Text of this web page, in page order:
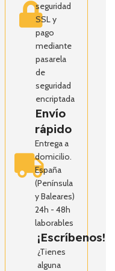
seguridad
SSL y
pago
mediante
pasarela
de
seguridad
encriptada
Envío
rápido
Entrega a
domicilio.
España
(Península
y Baleares)
24h - 48h
laborables
¡Escríbenos!
¿Tienes
alguna